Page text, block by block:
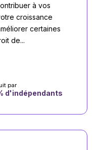
à vos
croissance
certaines
de...
par
d'indépendants